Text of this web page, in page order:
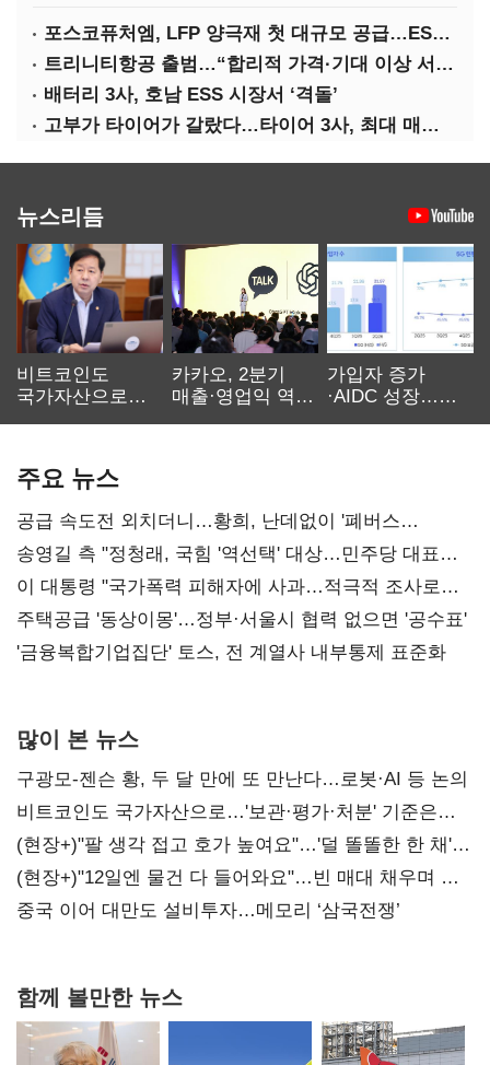
포스코퓨처엠, LFP 양극재 첫 대규모 공급…ESS 시장 공략
트리니티항공 출범…“합리적 가격·기대 이상 서비스로 승부”
배터리 3사, 호남 ESS 시장서 ‘격돌’
고부가 타이어가 갈랐다…타이어 3사, 최대 매출에도 영업익 희비
뉴스리듬
비트코인도
국가자산으로…'
카카오, 2분기
매출·영업익 역대
가입자 증가
·AIDC 성장…
주요 뉴스
공급 속도전 외치더니…황희, 난데없이 '폐버스
리모델링' 제안
송영길 측 "정청래, 국힘 '역선택' 대상…민주당 대표로
총선 지휘 못해"
이 대통령 "국가폭력 피해자에 사과…적극적 조사로
진실 밝혀야"
주택공급 '동상이몽'…정부·서울시 협력 없으면 '공수표'
'금융복합기업집단' 토스, 전 계열사 내부통제 표준화
많이 본 뉴스
구광모-젠슨 황, 두 달 만에 또 만난다…로봇·AI 등 논의
비트코인도 국가자산으로…'보관·평가·처분' 기준은
숙제
(현장+)"팔 생각 접고 호가 높여요"…'덜 똘똘한 한 채'
20억 키맞추기
(현장+)"12일엔 물건 다 들어와요"…빈 매대 채우며 문
연 홈플러스
중국 이어 대만도 설비투자…메모리 ‘삼국전쟁’
함께 볼만한 뉴스